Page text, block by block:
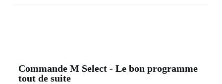
Commande M Select - Le bon programme
tout de suite